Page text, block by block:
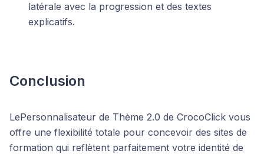
latérale avec la progression et des textes
explicatifs.
Conclusion
LePersonnalisateur de Thème 2.0 de CrocoClick vous
offre une flexibilité totale pour concevoir des sites de
formation qui reflètent parfaitement votre identité de